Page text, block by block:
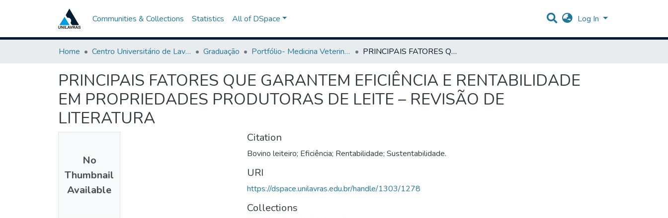
Communities & Collections Statistics All of DSpace Log In
Home Centro Universitário de Lavras-UNILAVRAS Graduação Portfólio- Medicina Veterinária PRINCIPAIS FATORES QUE GARANTEM EFICIÊNCIA E RENTABILIDADE EM PROPRIEDADES PRODUTORAS DE LEITE – REVISÃO DE LITERATURA
PRINCIPAIS FATORES QUE GARANTEM EFICIÊNCIA E RENTABILIDADE
EM PROPRIEDADES PRODUTORAS DE LEITE – REVISÃO DE
LITERATURA
No
Thumbnail
Available
Citation
Bovino leiteiro; Eficiência; Rentabilidade; Sustentabilidade.
URI
https://dspace.unilavras.edu.br/handle/1303/1278
Collections